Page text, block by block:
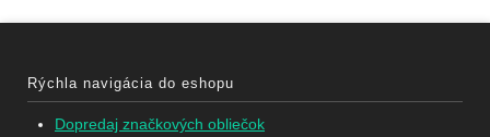
Rýchla navigácia do eshopu
Dopredaj značkových obliečok